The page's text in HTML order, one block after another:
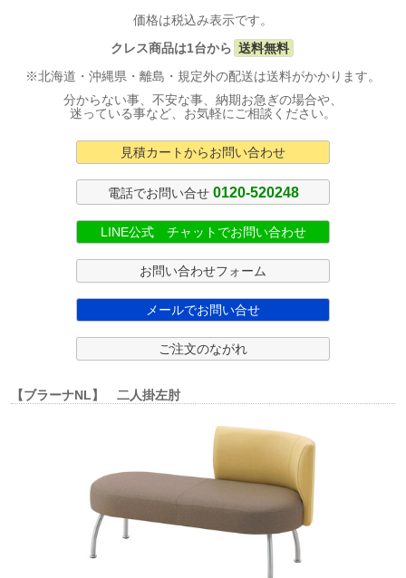
価格は税込み表示です。
クレス商品は1台から 送料無料
※北海道・沖縄県・離島・規定外の配送は送料がかかります。
分からない事、不安な事、納期お急ぎの場合や、
迷っている事など、お気軽にご相談ください。
見積カートからお問い合わせ
電話でお問い合せ 0120-520248
LINE公式 チャットでお問い合わせ
お問い合わせフォーム
メールでお問い合せ
ご注文のながれ
【ブラーナNL】 二人掛左肘